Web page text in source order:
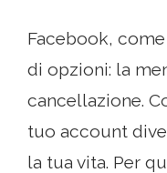
Facebook,
di opzioni: la
cancellazione.
tuo account
la tua vita. Per